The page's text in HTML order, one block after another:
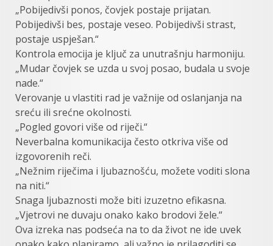
„Pobijedivši ponos, čovjek postaje prijatan.
Pobijedivši bes, postaje veseo. Pobijedivši strast,
postaje uspješan.“
Kontrola emocija je ključ za unutrašnju harmoniju.
„Mudar čovjek se uzda u svoj posao, budala u svoje
nade.“
Verovanje u vlastiti rad je važnije od oslanjanja na
sreću ili srećne okolnosti.
„Pogled govori više od riječi.“
Neverbalna komunikacija često otkriva više od
izgovorenih reči.
„Nežnim riječima i ljubaznošću, možete voditi slona
na niti.“
Snaga ljubaznosti može biti izuzetno efikasna.
„Vjetrovi ne duvaju onako kako brodovi žele.“
Ova izreka nas podseća na to da život ne ide uvek